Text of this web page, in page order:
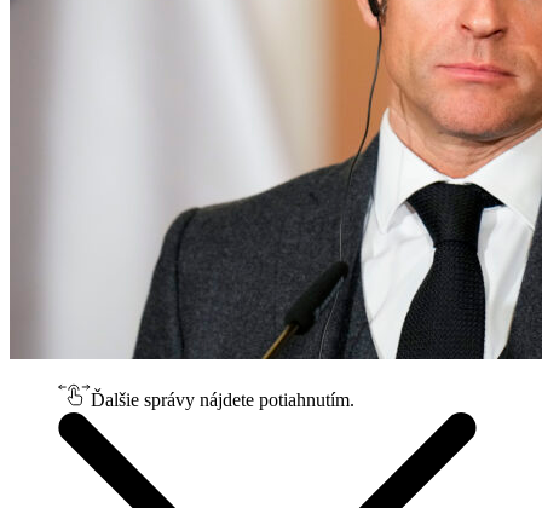
Ďalšie správy nájdete potiahnutím.